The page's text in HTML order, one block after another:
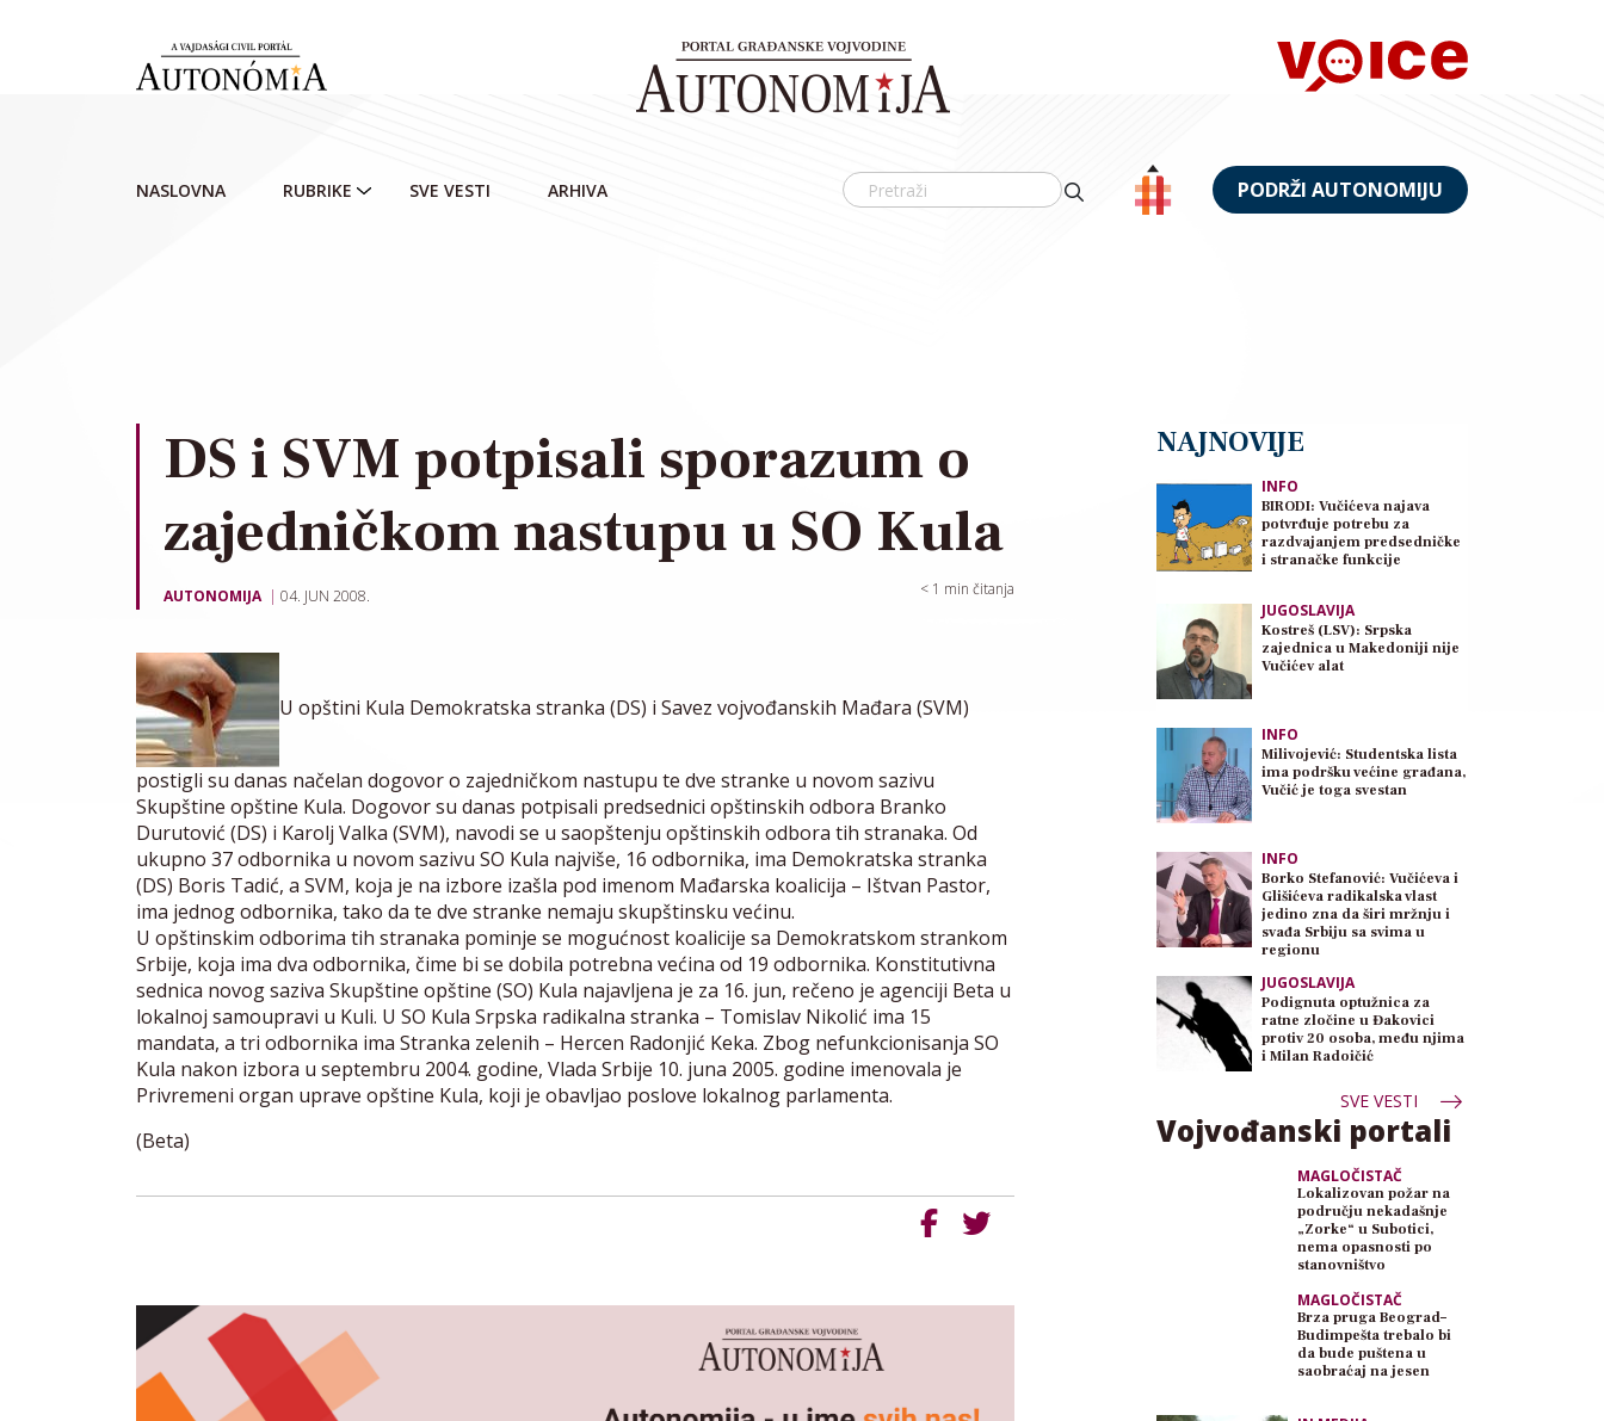
NASLOVNA RUBRIKE SVE VESTI ARHIVA PODRŽI AUTONOMIJU
DS i SVM potpisali sporazum o
zajedničkom nastupu u SO Kula
AUTONOMIJA 04. JUN 2008. < 1 min čitanja
U opštini Kula Demokratska stranka (DS) i Savez vojvođanskih Mađara (SVM)
postigli su danas načelan dogovor o zajedničkom nastupu te dve stranke u novom sazivu
Skupštine opštine Kula. Dogovor su danas potpisali predsednici opštinskih odbora Branko
Durutović (DS) i Karolj Valka (SVM), navodi se u saopštenju opštinskih odbora tih stranaka. Od
ukupno 37 odbornika u novom sazivu SO Kula najviše, 16 odbornika, ima Demokratska stranka
(DS) Boris Tadić, a SVM, koja je na izbore izašla pod imenom Mađarska koalicija – Ištvan Pastor,
ima jednog odbornika, tako da te dve stranke nemaju skupštinsku većinu.
U opštinskim odborima tih stranaka pominje se mogućnost koalicije sa Demokratskom strankom
Srbije, koja ima dva odbornika, čime bi se dobila potrebna većina od 19 odbornika. Konstitutivna
sednica novog saziva Skupštine opštine (SO) Kula najavljena je za 16. jun, rečeno je agenciji Beta u
lokalnoj samoupravi u Kuli. U SO Kula Srpska radikalna stranka – Tomislav Nikolić ima 15
mandata, a tri odbornika ima Stranka zelenih – Hercen Radonjić Keka. Zbog nefunkcionisanja SO
Kula nakon izbora u septembru 2004. godine, Vlada Srbije 10. juna 2005. godine imenovala je
Privremeni organ uprave opštine Kula, koji je obavljao poslove lokalnog parlamenta.
(Beta)
NAJNOVIJE
INFO
BIRODI: Vučićeva najava
potvrđuje potrebu za
razdvajanjem predsedničke
i stranačke funkcije
JUGOSLAVIJA
Kostreš (LSV): Srpska
zajednica u Makedoniji nije
Vučićev alat
INFO
Milivojević: Studentska lista
ima podršku većine građana,
Vučić je toga svestan
INFO
Borko Stefanović: Vučićeva i
Glišićeva radikalska vlast
jedino zna da širi mržnju i
svađa Srbiju sa svima u
regionu
JUGOSLAVIJA
Podignuta optužnica za
ratne zločine u Đakovici
protiv 20 osoba, među njima
i Milan Radoičić
SVE VESTI
Vojvođanski portali
MAGLOČISTAČ
Lokalizovan požar na
području nekadašnje
„Zorke“ u Subotici,
nema opasnosti po
stanovništvo
MAGLOČISTAČ
Brza pruga Beograd–
Budimpešta trebalo bi
da bude puštena u
saobraćaj na jesen